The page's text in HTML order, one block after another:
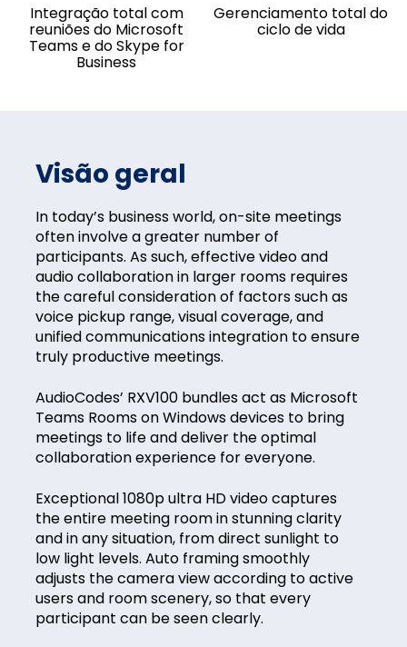
Integração total com
reuniões do Microsoft
Teams e do Skype for
Business
Gerenciamento total do
ciclo de vida
Visão geral
In today’s business world, on-site meetings
often involve a greater number of
participants. As such, effective video and
audio collaboration in larger rooms requires
the careful consideration of factors such as
voice pickup range, visual coverage, and
unified communications integration to ensure
truly productive meetings.
AudioCodes’ RXV100 bundles act as Microsoft
Teams Rooms on Windows devices to bring
meetings to life and deliver the optimal
collaboration experience for everyone.
Exceptional 1080p ultra HD video captures
the entire meeting room in stunning clarity
and in any situation, from direct sunlight to
low light levels. Auto framing smoothly
adjusts the camera view according to active
users and room scenery, so that every
participant can be seen clearly.